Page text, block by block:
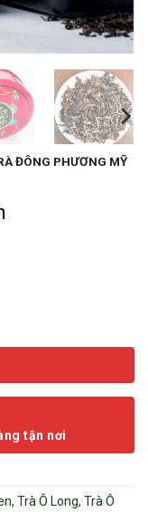
ĐÔNG PHƯƠNG MỸ
tận nơi
, Trà Ô Long, Trà Ô